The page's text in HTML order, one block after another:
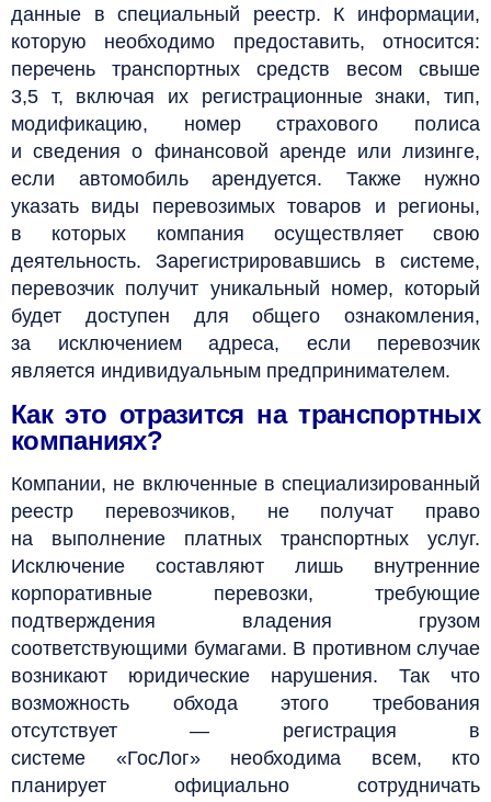
данные в специальный реестр. К информации,
которую необходимо предоставить, относится:
перечень транспортных средств весом свыше
3,5 т, включая их регистрационные знаки, тип,
модификацию, номер страхового полиса
и сведения о финансовой аренде или лизинге,
если автомобиль арендуется. Также нужно
указать виды перевозимых товаров и регионы,
в которых компания осуществляет свою
деятельность. Зарегистрировавшись в системе,
перевозчик получит уникальный номер, который
будет доступен для общего ознакомления,
за исключением адреса, если перевозчик
является индивидуальным предпринимателем.
Как это отразится на транспортных
компаниях?
Компании, не включенные в специализированный
реестр перевозчиков, не получат право
на выполнение платных транспортных услуг.
Исключение составляют лишь внутренние
корпоративные перевозки, требующие
подтверждения владения грузом
соответствующими бумагами. В противном случае
возникают юридические нарушения. Так что
возможность обхода этого требования
отсутствует — регистрация в
системе «ГосЛог»
необходима всем, кто
планирует официально сотрудничать